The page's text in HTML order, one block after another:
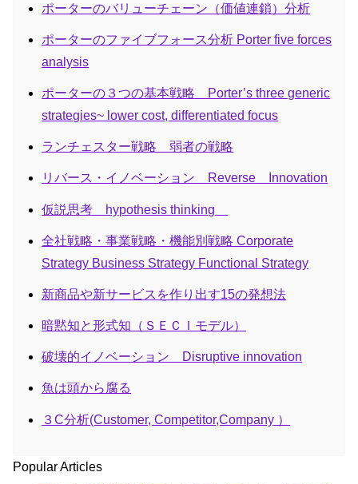
ポーターのバリューチェーン（価値連鎖）分析
ポーターのファイブフォース分析 Porter five forces
analysis
ポーターの３つの基本戦略 Porter’s three generic
strategies~ lower cost, differentiated focus
ランチェスター戦略 弱者の戦略
リバース・イノベーション Reverse Innovation
仮説思考 hypothesis thinking
全社戦略・事業戦略・機能別戦略 Corporate
Strategy Business Strategy Functional Strategy
新商品や新サービスを作り出す15の発想法
暗黙知と形式知（ＳＥＣＩモデル）
破壊的イノベーション Disruptive innovation
魚は頭から腐る
３C分析(Customer, Competitor,Company ）
Popular Articles